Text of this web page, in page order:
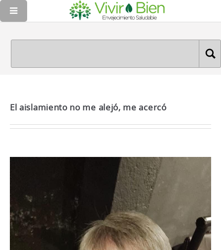
El aislamiento no me alejó, me acercó